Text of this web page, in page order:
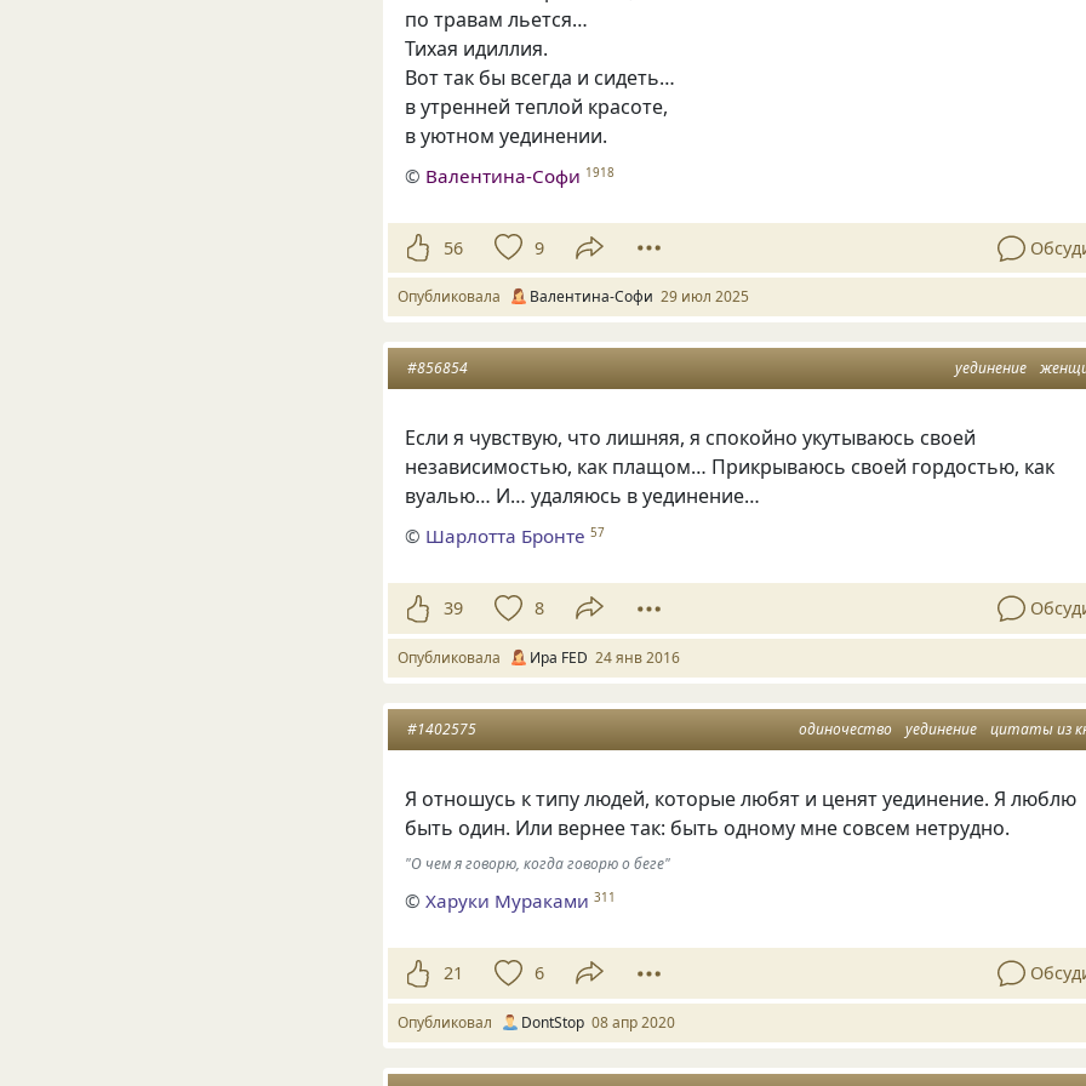
по травам льется…
Тихая идиллия.
Вот так бы всегда и сидеть…
в утренней теплой красоте,
в уютном уединении.
© Валентина-Софи 1918
56 9
Опубликовала Валентина-Софи 29 июл 2025
уединение
#856854
Если я чувствую, что лишняя, я спокойно укутываюсь своей
независимостью, как плащом… Прикрываюсь своей гордостью, как
вуалью… И… удаляюсь в уединение…
© Шарлотта Бронте 57
39 8
Опубликовала Ира FED 24 янв 2016
одиночество уединение цитаты из
#1402575
Я отношусь к типу людей, которые любят и ценят уединение. Я люблю
быть один. Или вернее так: быть одному мне совсем нетрудно.
"О чем я говорю, когда говорю о беге"
©Харуки Мураками 311
21 6
Опубликовал DontStop 08 апр 2020